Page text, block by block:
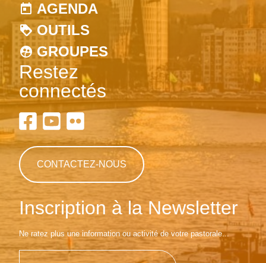
AGENDA
OUTILS
GROUPES
Restez
connectés
CONTACTEZ-NOUS
Inscription à la Newsletter
Ne ratez plus une information ou activité de votre pastorale...